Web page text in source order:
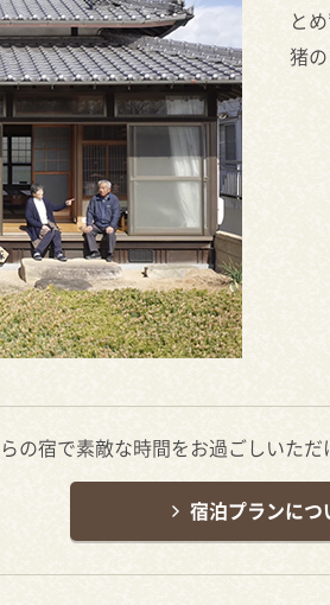
と
猪
の宿で素敵な時間をお過ごしいた
宿泊プランにつ